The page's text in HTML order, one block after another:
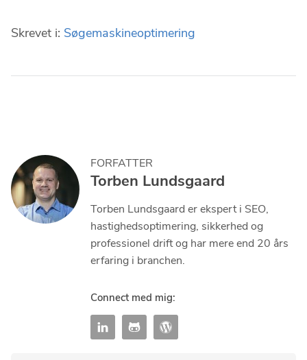
Skrevet i: Søgemaskineoptimering
FORFATTER
Torben Lundsgaard
Torben Lundsgaard er ekspert i SEO,
hastighedsoptimering, sikkerhed og
professionel drift og har mere end 20 års
erfaring i branchen.
Connect med mig: